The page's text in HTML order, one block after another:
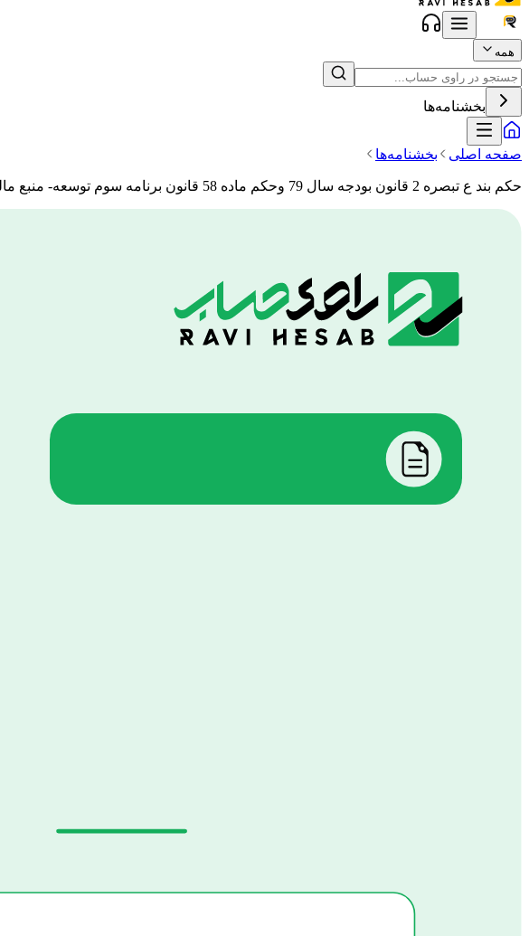
همه
بخشنامه‌ها
صفحه اصلی بخشنامه‌ها
حکم بند ع تبصره 2 قانون بودجه سال 79 وحکم ماده 58 قانون برنامه سوم توسعه- منبع مالیات: اشخاص حقوقی- اداره کل مربوط: اراک